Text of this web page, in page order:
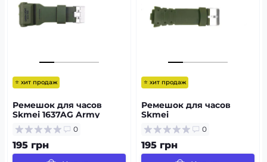
⭐ хит продаж
Ремешок для часов
Skmei 1637AG Army
Green
0
195 грн
⭐ хит продаж
Ремешок для часов
Skmei
1068/1301/1231/1560/1820A
G Army Green0
195 грн